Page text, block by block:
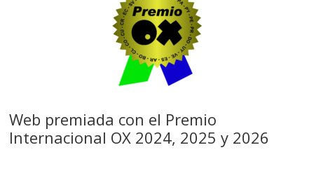
Web premiada con el Premio
Internacional OX 2024, 2025 y 2026